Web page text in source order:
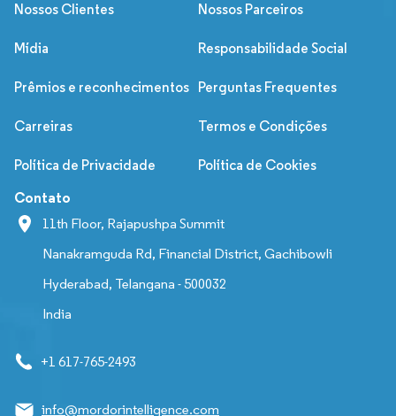
Nossos Clientes Nossos Parceiros
Mídia Responsabilidade Social
Prêmios e reconhecimentos Perguntas Frequentes
Carreiras Termos e Condições
Política de Privacidade Política de Cookies
Contato
11th Floor, Rajapushpa Summit
Nanakramguda Rd, Financial District, Gachibowli
Hyderabad, Telangana - 500032
India
+1 617-765-2493
info@mordorintelligence.com